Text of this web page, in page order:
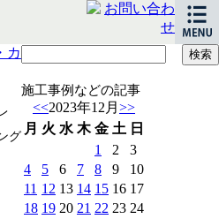
カ
グ
施工事例などの記事
<<2023年12月 >>
月 火 水 木 金 土 日
1
2
3
4
5 6 7 8 9
10
11 12 13 14 15 16 17
18 19 20 21 22 23 24